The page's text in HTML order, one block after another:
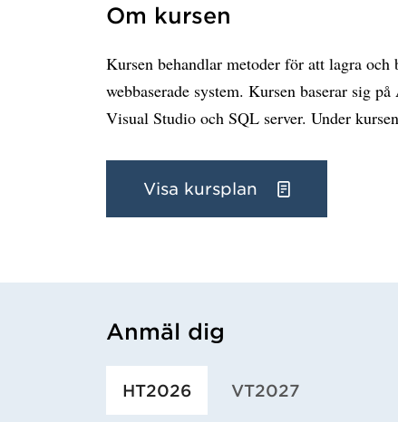
Om kursen
Kursen behandlar metoder för att lagra
webbaserade system. Kursen baserar sig
Visual Studio och SQL server. Under
Visa kursplan
Anmäl dig
HT2026 VT2027